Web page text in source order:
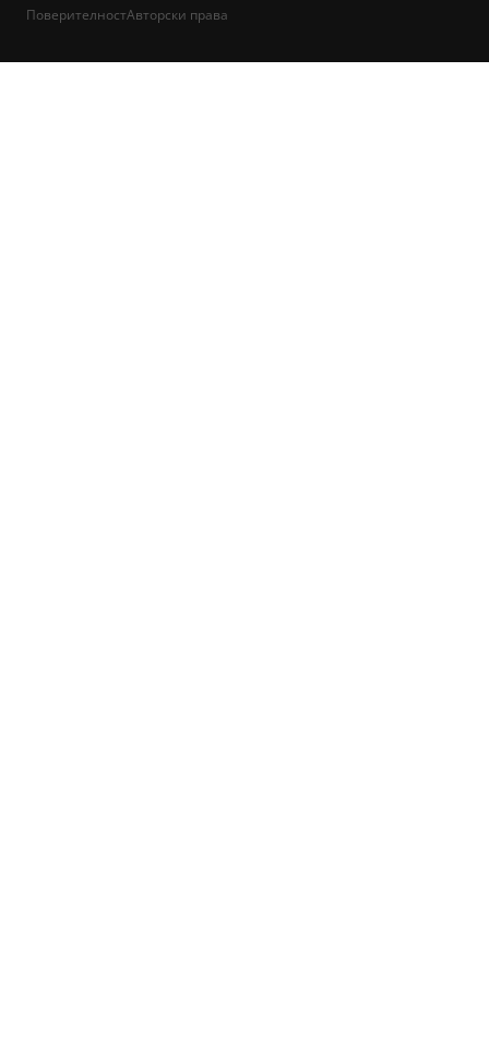
ПоверителностАвторски права